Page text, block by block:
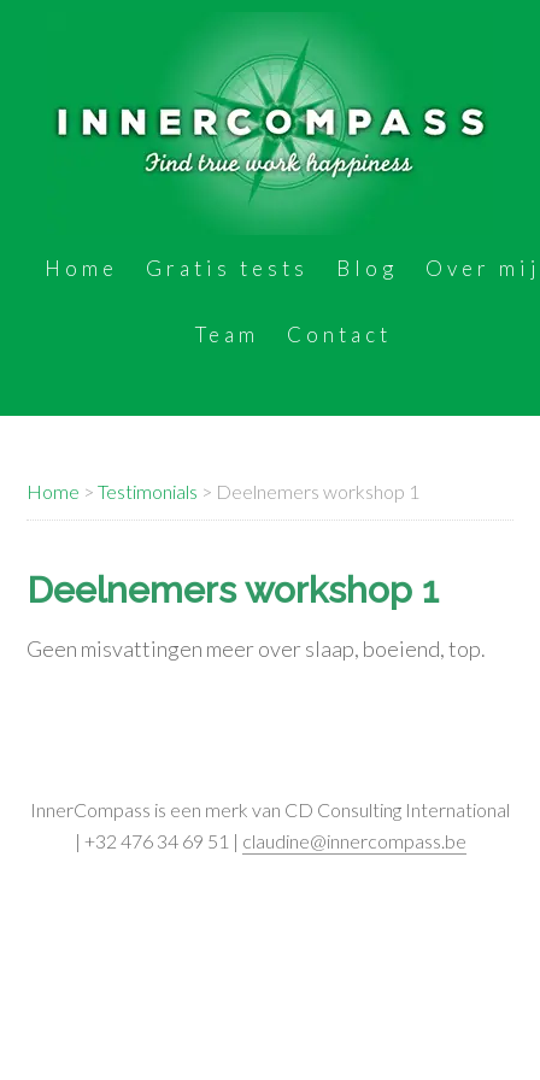
Home Gratis tests Blog Over mij
Team Contact
Home >Testimonials > Deelnemers workshop 1
Deelnemers workshop 1
Geen misvattingen meer over slaap, boeiend, top.
InnerCompass is een merk van CD Consulting International
| +32 476 34 69 51 | claudine@innercompass.be